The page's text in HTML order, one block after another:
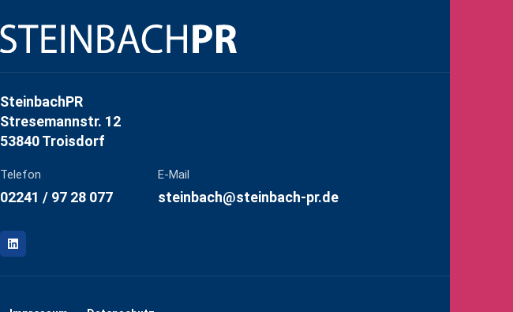
SteinbachPR
Stresemannstr. 12
53840 Troisdorf
Telefon
02241 / 97 28 077
E-Mail
steinbach@steinbach-pr.de